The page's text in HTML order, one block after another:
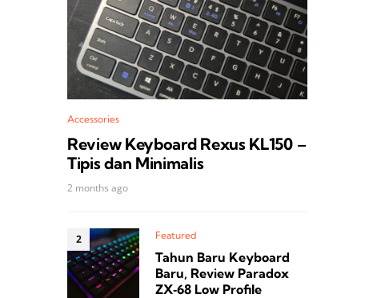
Accessories
Review Keyboard Rexus KL150 –
Tipis dan Minimalis
2 months ago
Featured
Tahun Baru Keyboard
Baru, Review Paradox
ZX‑68 Low Profile